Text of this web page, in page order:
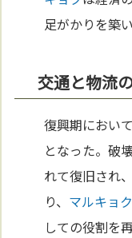
足がかりを築
交通と物流
復興期におい
となった。破
れて復旧され
り、 マルキョク
しての役割を